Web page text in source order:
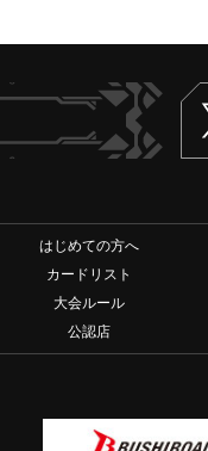
はじめての方へ
カードリスト
大会ルール
公認店